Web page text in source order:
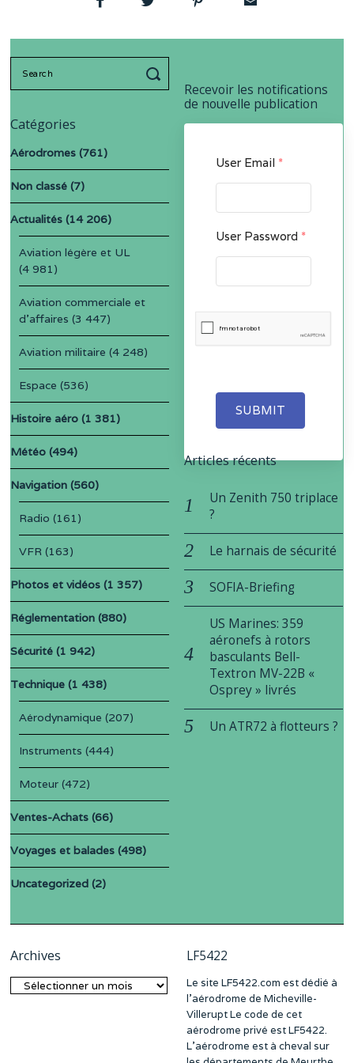
Recevoir les notifications
de nouvelle publication
User Email *
User Password *
SUBMIT
Catégories
Aérodromes (761)
Non classé (7)
Actualités (14 206)
Aviation légère et UL
(4 981)
Aviation commerciale et
d'affaires (3 447)
Aviation militaire (4 248)
Espace (536)
Histoire aéro (1 381)
Météo (494)
Navigation (560)
Radio (161)
VFR (163)
Photos et vidéos (1 357)
Réglementation (880)
Sécurité (1 942)
Technique (1 438)
Aérodynamique (207)
Instruments (444)
Moteur (472)
Ventes-Achats (66)
Voyages et balades (498)
Uncategorized (2)
Articles récents
Un Zenith 750 triplace
?
Le harnais de sécurité
SOFIA-Briefing
US Marines: 359
aéronefs à rotors
basculants Bell-
Textron MV-22B «
Osprey » livrés
Un ATR72 à flotteurs ?
Archives
Archives
LF5422
Le site LF5422.com est dédié à
l’aérodrome de Micheville-
Villerupt Le code de cet
aérodrome privé est LF5422.
L’aérodrome est à cheval sur